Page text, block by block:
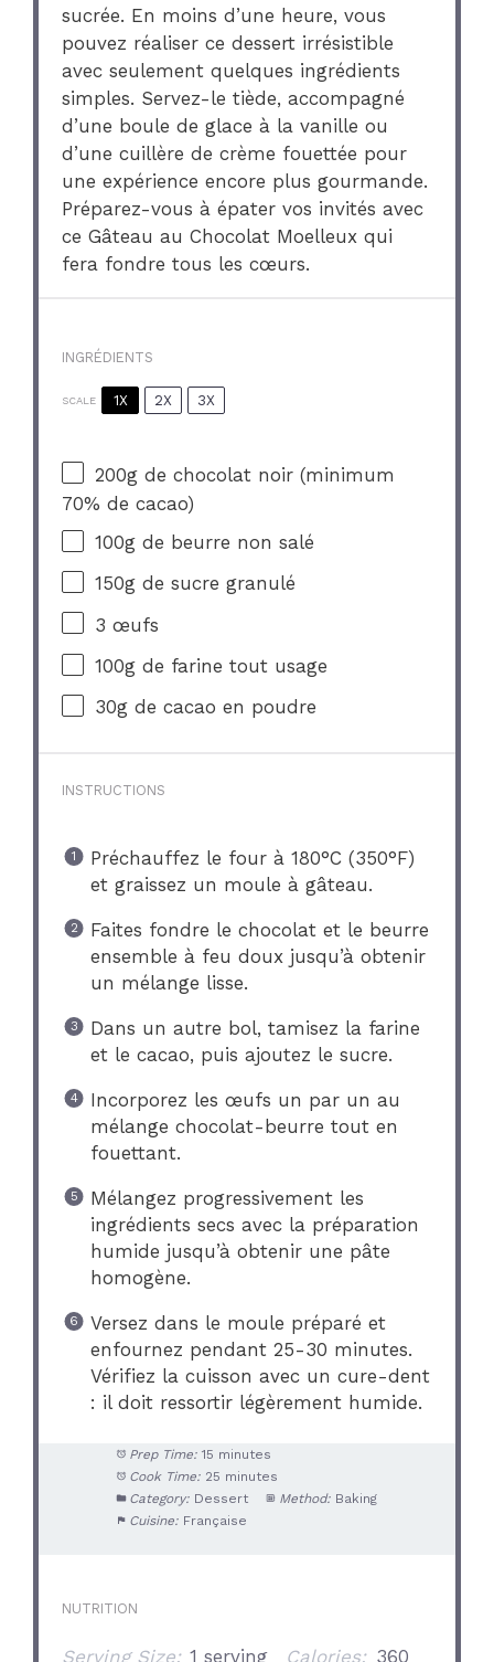
sucrée. En moins d’une heure, vous
pouvez réaliser ce dessert irrésistible
avec seulement quelques ingrédients
simples. Servez-le tiède, accompagné
d’une boule de glace à la vanille ou
d’une cuillère de crème fouettée pour
une expérience encore plus gourmande.
Préparez-vous à épater vos invités avec
ce Gâteau au Chocolat Moelleux qui
fera fondre tous les cœurs.
INGRÉDIENTS
SCALE 1X 2X 3X
200g de chocolat noir (minimum
70% de cacao)
100g de beurre non salé
150g de sucre granulé
3 œufs
100g de farine tout usage
30g de cacao en poudre
INSTRUCTIONS
Préchauffez le four à 180°C (350°F)
et graissez un moule à gâteau.
Faites fondre le chocolat et le beurre
ensemble à feu doux jusqu’à obtenir
un mélange lisse.
Dans un autre bol, tamisez la farine
et le cacao, puis ajoutez le sucre.
Incorporez les œufs un par un au
mélange chocolat-beurre tout en
fouettant.
Mélangez progressivement les
ingrédients secs avec la préparation
humide jusqu’à obtenir une pâte
homogène.
Versez dans le moule préparé et
enfournez pendant 25-30 minutes.
Vérifiez la cuisson avec un cure-dent
: il doit ressortir légèrement humide.
Prep Time: 15 minutes
Cook Time: 25 minutes
Category: Dessert Method: Baking
Cuisine: Française
NUTRITION
Serving Size: 1 serving Calories: 360